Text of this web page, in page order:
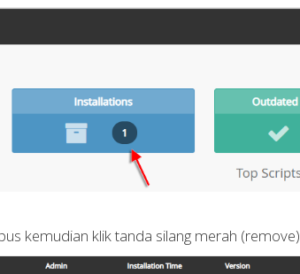
kemudian klik tanda silang merah (remove)